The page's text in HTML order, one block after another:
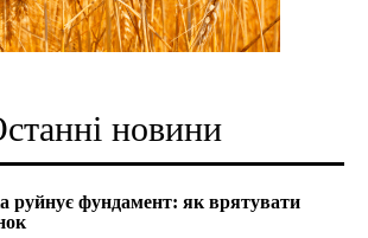
новини
руйнує фундамент: як врятувати